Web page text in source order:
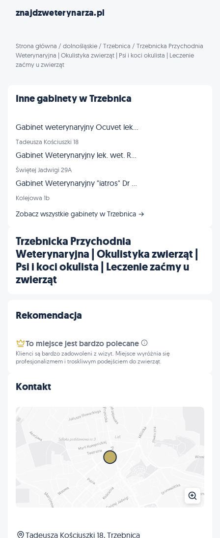
znajdzweterynarza.pl
Strona główna / dolnośląskie / Trzebnica / Trzebnicka Przychodnia
Weterynaryjna | Okulistyka zwierząt | Psi i koci okulista | Leczenie
zaćmy u zwierząt
Trzebnicka Przychodnia
Weterynaryjna | Okulistyka zwierząt |
Psi i koci okulista | Leczenie zaćmy u
zwierząt
Kontakt
Tadeusza Kościuszki 18, Trzebnica
Inne gabinety w Trzebnica
Gabinet weterynaryjny Ocuvet lek.wet. Anna Cisło-Sankowska | Psi i koci okulista | Okulistyka zwierząt
Tadeusza Kościuszki 18
Gabinet Weterynaryjny lek. wet. Rubaszewski Bogusław
Świętej Jadwigi 29A
Gabinet Weterynaryjny "iatros" Dr n. wet. Agnieszka Lachowicz-Wolak
Kolejowa 1b
Zobacz wszystkie gabinety w Trzebnica →
Rekomendacja
To miejsce jest bardzo polecane
Klienci są bardzo zadowoleni z wizyt. Miejsce wyróżnia się
profesjonalizmem i troskliwym podejściem do zwierząt.